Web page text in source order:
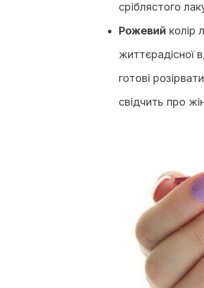
сріблястого
Рожевий колір
життєрадісної
готові
свідчить про